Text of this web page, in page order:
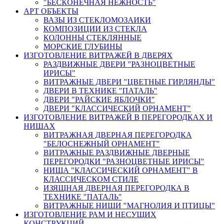
"БЕСКОНЕЧНАЯ НЕЖНОСТЬ"
АРТ ОБЪЕКТЫ
ВАЗЫ ИЗ СТЕКЛОМОЗАИКИ
КОМПОЗИЦИИ ИЗ СТЕКЛА
КОЛОННЫ СТЕКЛЯННЫЕ
МОРСКИЕ ГЛУБИНЫ
ИЗГОТОВЛЕНИЕ ВИТРАЖЕЙ В ДВЕРЯХ
РАЗДВИЖНЫЕ ДВЕРИ "РАЗНОЦВЕТНЫЕ
ИРИСЫ"
ВИТРАЖНЫЕ ДВЕРИ "ЦВЕТНЫЕ ГИРЛЯНДЫ"
ДВЕРИ В ТЕХНИКЕ "ПАТАЛЬ"
ДВЕРИ "РАЙСКИЕ ЯБЛОЧКИ"
ДВЕРИ "КЛАССИЧЕСКИЙ ОРНАМЕНТ"
ИЗГОТОВЛЕНИЕ ВИТРАЖЕЙ В ПЕРЕГОРОДКАХ И
НИШАХ
ВИТРАЖНАЯ ДВЕРНАЯ ПЕРЕГОРОДКА
"БЕЛОСНЕЖНЫЙ ОРНАМЕНТ"
ВИТРАЖНЫЕ РАЗДВИЖНЫЕ ДВЕРНЫЕ
ПЕРЕГОРОДКИ "РАЗНОЦВЕТНЫЕ ИРИСЫ"
НИША "КЛАССИЧЕСКИЙ ОРНАМЕНТ" В
КЛАССИЧЕСКОМ СТИЛЕ
ИЗЯЩНАЯ ДВЕРНАЯ ПЕРЕГОРОДКА В
ТЕХНИКЕ "ПАТАЛЬ"
ВИТРАЖНЫЕ НИШИ "МАГНОЛИЯ И ПТИЦЫ"
ИЗГОТОВЛЕНИЕ РАМ И НЕСУЩИХ